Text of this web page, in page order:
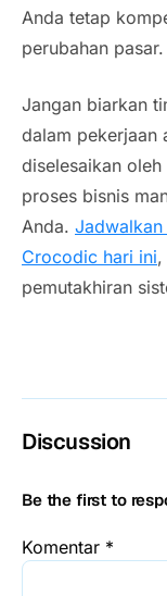
Anda tetap
perubahan pasar.
Jangan biarkan
dalam pekerjaan
diselesaikan
proses bisnis
Anda.
Crocodic hari ini,
pemutakhiran
Discussion
Be the first to
Komentar *